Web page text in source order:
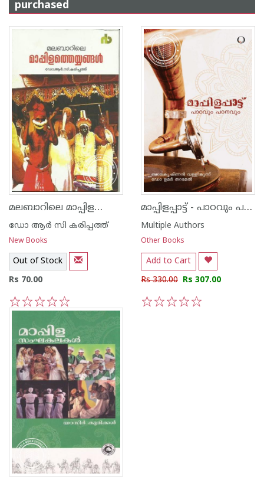
purchased
മലബാറിലെ മാപ്പിളത്തെയ്യങ്ങള്‍
ഡോ ആര്‍ സി കരിപ്പത്ത്
New Books
Out of Stock
Rs 70.00
5
4
3
2
1
മാപ്പിളപ്പാട്ട് - പാഠവും പഠനവും
Multiple Authors
Other Books
Add to Cart
Rs 330.00 Rs 307.00